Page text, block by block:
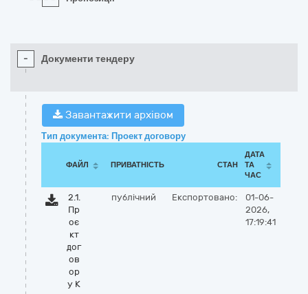
- Документи тендеру
Завантажити архівом
Тип документа: Проект договору
ФАЙЛ ПРИВАТНІСТЬ СТАН
ДАТА
ТА
ЧАС
2.1.
Пр
оє
кт
дог
ов
ор
у К
публічний Експортовано:
01-06-
2026,
17:19:41